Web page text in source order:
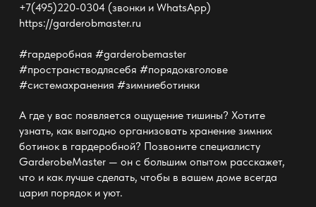
+7(495)220-0304 (звонки и WhatsApp)
https://garderobmaster.ru
#гардеробная #garderobemaster
#пространстводлясебя #порядоквголове
#системахранения #зимниеботинки
А где у вас появляется ощущение тишины? Хотите
узнать, как выгодно организовать хранение зимних
ботинок в гардеробной? Позвоните специалисту
GarderobeMaster— он с большим опытом расскажет,
что и как лучше сделать, чтобы в вашем доме всегда
царил порядок и уют.